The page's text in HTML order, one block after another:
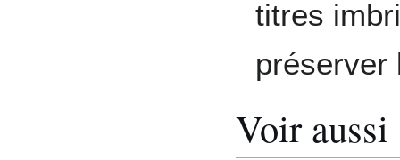
titres
préserver
Voir aussi